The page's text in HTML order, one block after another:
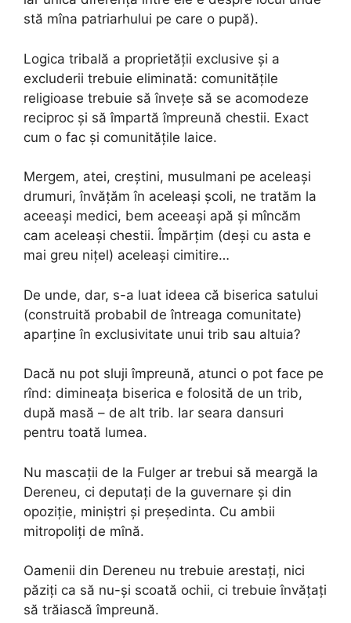
stă mîna patriarhului pe care o pupă).
Logica tribală a proprietății exclusive și a
excluderii trebuie eliminată: comunitățile
religioase trebuie să învețe să se acomodeze
reciproc și să împartă împreună chestii. Exact
cum o fac și comunitățile laice.
Mergem, atei, creștini, musulmani pe aceleași
drumuri, învățăm în aceleași școli, ne tratăm la
aceeași medici, bem aceeași apă și mîncăm
cam aceleași chestii. Împărțim (deși cu asta e
mai greu nițel) aceleași cimitire…
De unde, dar, s-a luat ideea că biserica satului
(construită probabil de întreaga comunitate)
aparține în exclusivitate unui trib sau altuia?
Dacă nu pot sluji împreună, atunci o pot face pe
rînd: dimineața biserica e folosită de un trib,
după masă – de alt trib. Iar seara dansuri
pentru toată lumea.
Nu mascații de la Fulger ar trebui să meargă la
Dereneu, ci deputați de la guvernare și din
opoziție, miniștri și președinta. Cu ambii
mitropoliți de mînă.
Oamenii din Dereneu nu trebuie arestați, nici
păziți ca să nu-și scoată ochii, ci trebuie învățați
să trăiască împreună.